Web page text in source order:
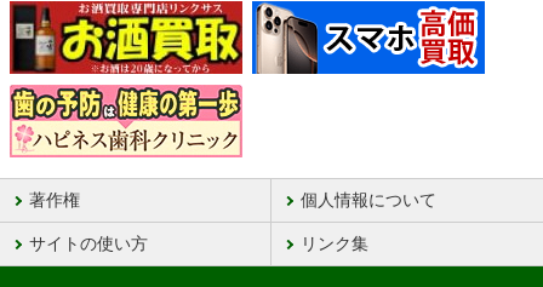
著作権 個人情報について
サイトの使い方 リンク集